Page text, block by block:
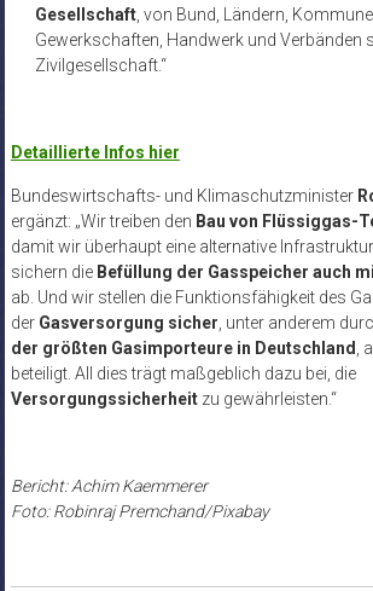
Gesellschaft, von Bund, Ländern,
Gewerkschaften, Handwerk und Verbänden
Zivilgesellschaft.“
Detaillierte Infos hier
Bundeswirtschafts- und Klimaschutzminister
ergänzt: „Wir treiben den Bau von Flüssiggas-
damit wir überhaupt eine alternative
sichern die Befüllung der Gasspeicher auch
ab. Und wir stellen die Funktionsfähigkeit des
der Gasversorgung sicher , unter anderem
der größten Gasimporteure in Deutschland
,
beteiligt. All dies trägt maßgeblich dazu bei, die
Versorgungssicherheitzu gewährleisten.“
Bericht: Achim Kaemmerer
Foto: Robinraj Premchand/Pixabay